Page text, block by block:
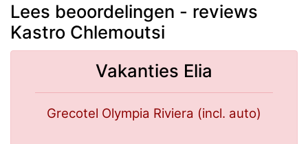
Lees beoordelingen - reviews
Kastro Chlemoutsi
Vakanties Elia
Grecotel Olympia Riviera (incl. auto)